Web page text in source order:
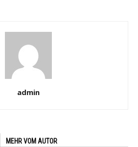
admin
MEHR VOM AUTOR